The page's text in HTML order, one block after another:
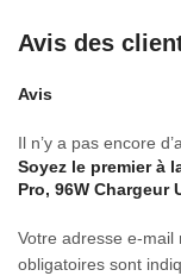
Avis des
Avis
Il n’y a pas encore
Soyez le premier à
Pro, 96W Chargeur
Votre adresse e-mail
obligatoires sont